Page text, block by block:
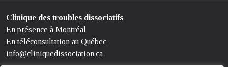
Clinique des troubles dissociatifs
En présence à Montréal
En téléconsultation au Québec
info@cliniquedissociation.ca